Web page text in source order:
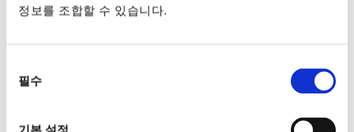
정보를 조합할 수 있습니다.
선택
필수